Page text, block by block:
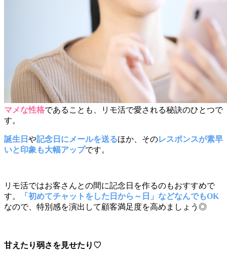
マメな性格であることも、リモ活で愛される秘訣のひとつで
す。
誕生日 や記念日にメールを送るほか、そのレスポンスが素早
いと印象も大幅アップです。
リモ活ではお客さんとの間に記念日を作るのもおすすめで
す。
「初めてチャットをした日から～日」などなんでもOK
なので、特別感を演出して顧客満足度を高めましょう◎
甘えたり弱さを見せたり♡